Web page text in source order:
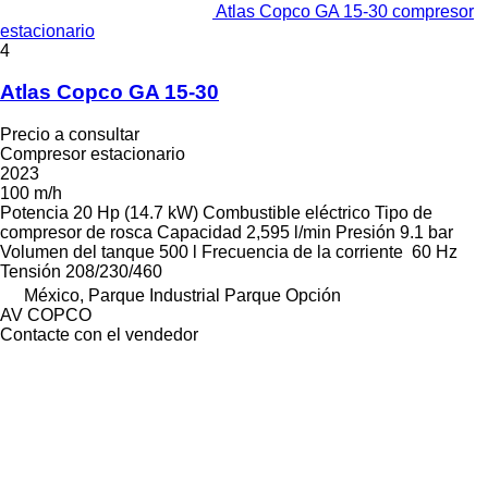
Atlas Copco GA 15-30 compresor
estacionario
4
Atlas Copco GA 15-30
Precio a consultar
Compresor estacionario
2023
100 m/h
Potencia 20 Hp (14.7 kW) Combustible eléctrico Tipo de
compresor de rosca Capacidad 2,595 l/min Presión 9.1 bar
Volumen del tanque 500 l Frecuencia de la corriente 60 Hz
Tensión 208/230/460
México, Parque Industrial Parque Opción
AV COPCO
Contacte con el vendedor